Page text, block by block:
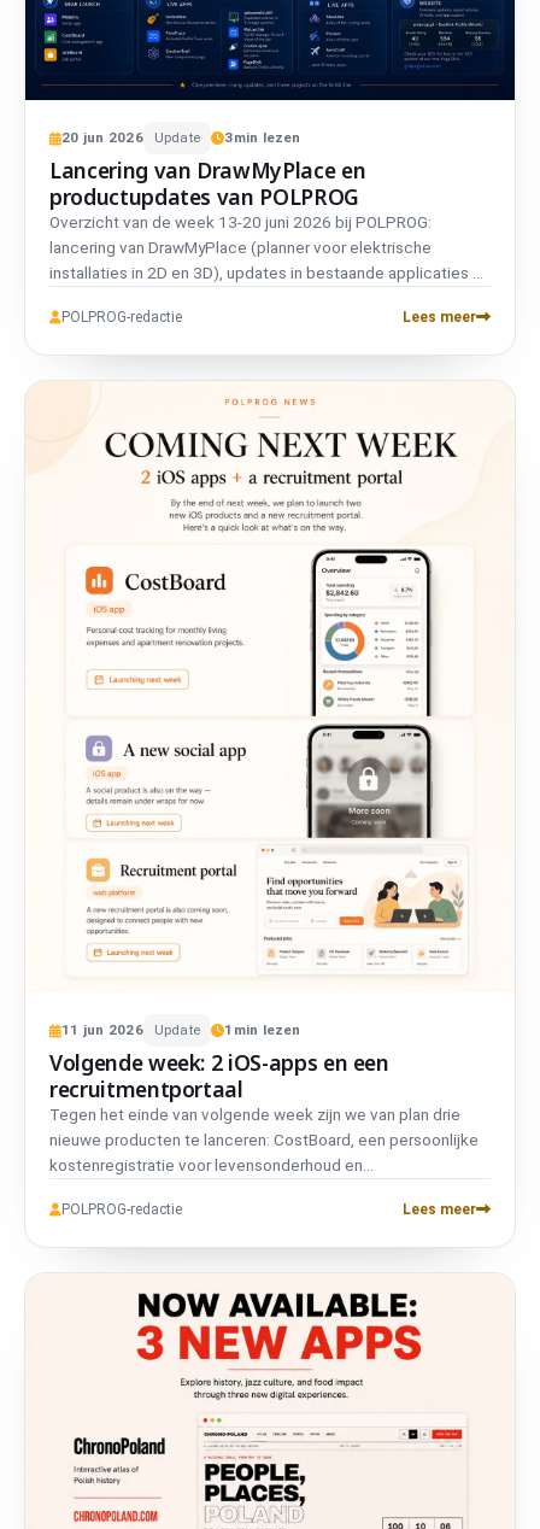
20 jun 2026 Update 3min lezen
Lancering van DrawMyPlace en
productupdates van POLPROG
Overzicht van de week 13-20 juni 2026 bij POLPROG:
lancering van DrawMyPlace (planner voor elektrische
installaties in 2D en 3D), updates in bestaande applicaties en
lancering.
POLPROG-redactie Lees meer
11 jun 2026 Update 1 min lezen
Volgende week: 2 iOS-apps en een
recruitmentportaal
Tegen het einde van volgende week zijn we van plan drie
nieuwe producten te lanceren: CostBoard, een persoonlijke
kostenregistratie voor levensonderhoud en
geheim); en een recruitmentportaal dat mensen verbindt met
POLPROG-redactie Lees meer